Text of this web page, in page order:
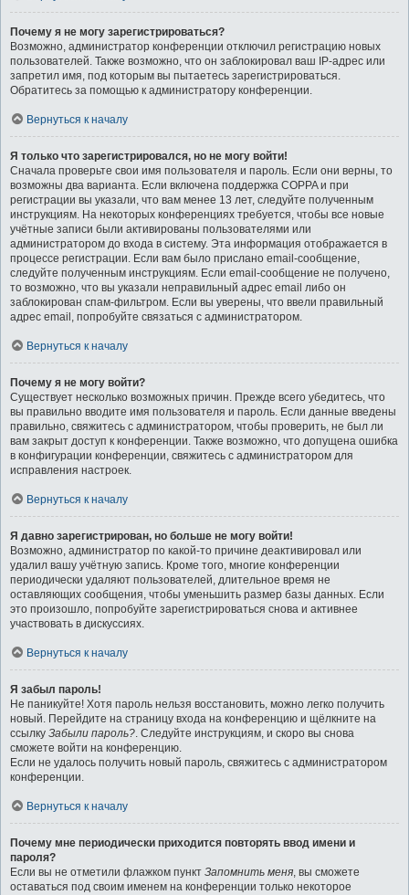
Почему я не могу зарегистрироваться?
Возможно, администратор конференции отключил регистрацию новых
пользователей. Также возможно, что он заблокировал ваш IP-адрес или
запретил имя, под которым вы пытаетесь зарегистрироваться.
Обратитесь за помощью к администратору конференции.
Вернуться к началу
Я только что зарегистрировался, но не могу войти!
Сначала проверьте свои имя пользователя и пароль. Если они верны, то
возможны два варианта. Если включена поддержка COPPA и при
регистрации вы указали, что вам менее 13 лет, следуйте полученным
инструкциям. На некоторых конференциях требуется, чтобы все новые
учётные записи были активированы пользователями или
администратором до входа в систему. Эта информация отображается в
процессе регистрации. Если вам было прислано email-сообщение,
следуйте полученным инструкциям. Если email-сообщение не получено,
то возможно, что вы указали неправильный адрес email либо он
заблокирован спам-фильтром. Если вы уверены, что ввели правильный
адрес email, попробуйте связаться с администратором.
Вернуться к началу
Почему я не могу войти?
Существует несколько возможных причин. Прежде всего убедитесь, что
вы правильно вводите имя пользователя и пароль. Если данные введены
правильно, свяжитесь с администратором, чтобы проверить, не был ли
вам закрыт доступ к конференции. Также возможно, что допущена ошибка
в конфигурации конференции, свяжитесь с администратором для
исправления настроек.
Вернуться к началу
Я давно зарегистрирован, но больше не могу войти!
Возможно, администратор по какой-то причине деактивировал или
удалил вашу учётную запись. Кроме того, многие конференции
периодически удаляют пользователей, длительное время не
оставляющих сообщения, чтобы уменьшить размер базы данных. Если
это произошло, попробуйте зарегистрироваться снова и активнее
участвовать в дискуссиях.
Вернуться к началу
Я забыл пароль!
Не паникуйте! Хотя пароль нельзя восстановить, можно легко получить
новый. Перейдите на страницу входа на конференцию и щёлкните на
ссылку Забыли пароль?. Следуйте инструкциям, и скоро вы снова
сможете войти на конференцию.
Если не удалось получить новый пароль, свяжитесь с администратором
конференции.
Вернуться к началу
Почему мне периодически приходится повторять ввод имени и
пароля?
Если вы не отметили флажком пункт Запомнить меня, вы сможете
оставаться под своим именем на конференции только некоторое